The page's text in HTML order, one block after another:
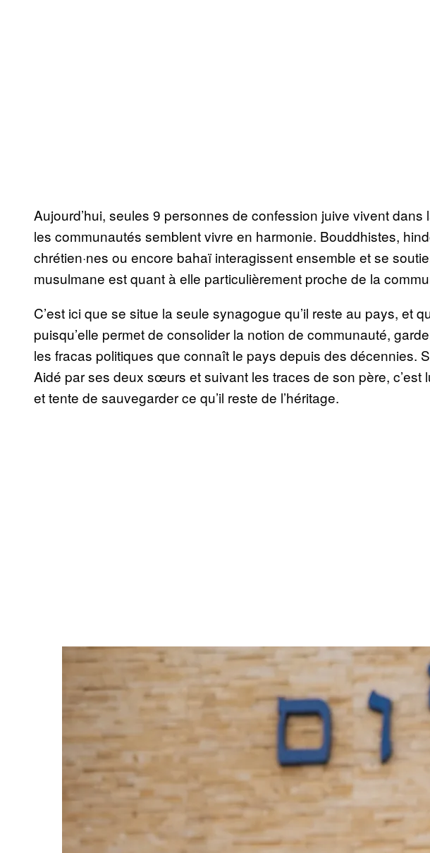
Aujourd’hui, seules 9 personnes de confession juive vivent dans
les communautés semblent vivre en harmonie. Bouddhistes,
chrétien·nes ou encore bahaï interagissent ensemble et se
musulmane est quant à elle particulièrement proche de la
C’est ici que se situe la seule synagogue qu’il reste au pays, et
puisqu’elle permet de consolider la notion de communauté,
les fracas politiques que connaît le pays depuis des décennies.
Aidé par ses deux sœurs et suivant les traces de son père, c’est
et tente de sauvegarder ce qu’il reste de l’héritage.